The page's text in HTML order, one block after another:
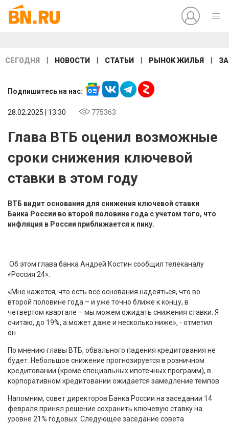
СЕГОДНЯ НОВОСТИ СТАТЬИ РЫНОК ЖИЛЬЯ
Подпишитесь на нас:
28.02.2025 | 13:30 775363
Глава ВТБ оценил возможные
сроки снижения ключевой
ставки в этом году
ВТБ видит основания для снижения ключевой ставки
Банка России во второй половине года с учетом того, что
инфляция в России приближается к пику.
Об этом глава банка Андрей Костин сообщил телеканалу
«Россия 24».
«Мне кажется, что есть все основания надеяться, что во
второй половине года – и уже точно ближе к концу, в
четвертом квартале – мы можем ожидать снижения ставки. Я
считаю, до 19%, а может даже и несколько ниже», - отметил
он.
По мнению главы ВТБ, обвального падения кредитования не
будет. Небольшое снижение прогнозируется в розничном
кредитовании (кроме специальных ипотечных программ), в
корпоративном кредитовании ожидается замедление темпов.
Напомним, совет директоров Банка России на заседании 14
февраля принял решение сохранить ключевую ставку на
уровне 21% годовых. Следующее заседание совета